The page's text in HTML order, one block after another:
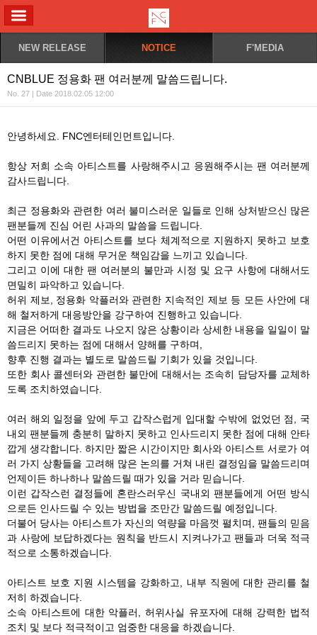
NEW RELEASE NOTICE F'MEDIA
CNBLUE 정용화 팬 여러분께 말씀드립니다.
No. 27 | Date 2018.02.05 12:00
안녕하세요. FNC엔터테인먼트입니다.
항상 저희 소속 아티스트를 사랑해주시고 응원해주시는 팬 여러분께
감사드립니다.
최근 정용화와 관련한 여러 불미스러운 일들로 인해 상처받으신 많은
팬분들께 진심 어린 사과의 말씀을 드립니다.
어떤 이유에서건 아티스트를 보다 체계적으로 지원하지 못하고 보호
하지 못한 점에 대해 무거운 책임감을 느끼고 있습니다.
그리고 이에 대한 팬 여러분의 불만과 시정 및 요구 사항에 대해서도
면밀히 파악하고 있습니다.
허위 제보, 정용화 악플러와 관련한 지속적인 제보 등 모든 사안에 대
해 철저하게 대응방안을 강구하여 진행하고 있습니다.
지금은 어떠한 결과도 나오지 않은 상황이라 상세한 내용을 일일이 말
씀드리지 못하는 점에 대해서 양해를 구하며,
향후 진행 결과는 별도로 말씀드릴 기회가 있을 것입니다.
또한 회사 콜센터와 관련한 불만에 대해서는 조속히 담당자를 교체하
도록 조치하였습니다.
여러 해외 일정을 앞에 두고 갑작스럽게 입대할 수밖에 없었던 점, 국
내외 팬분들께 충분히 말하지 못하고 인사드리지 못한 점에 대해 안타
깝게 생각합니다. 하지만 짧은 시간이지만 회사와 아티스트 서로가 여
러 가지 상황들을 고려해 많은 논의를 거쳐 내린 결정임을 말씀드리며
언제이든 하나하나 말씀드릴 때가 있을 거라 믿습니다.
이런 갑작스런 결정들에 혼란스러우신 국내외 팬분들에게 어떤 방식
으로든 인사드릴 수 있는 방법을 조만간 말씀드릴 예정입니다.
더불어 당사는 아티스트가 자신의 역량을 마음껏 펼치며, 팬들의 믿음
과 사랑에 보답하겠다는 원칙을 반드시 지켜나가고 팬들과 더욱 적극
적으로 소통하겠습니다.
아티스트 보호 지원 시스템을 강화하고, 내부 직원에 대한 관리를 철
저히 하겠습니다.
소속 아티스트에 대한 악플러, 허위사실 유포자에 대해 강력한 법적
조치 및 보다 적극적이고 엄중한 대응을 하겠습니다.